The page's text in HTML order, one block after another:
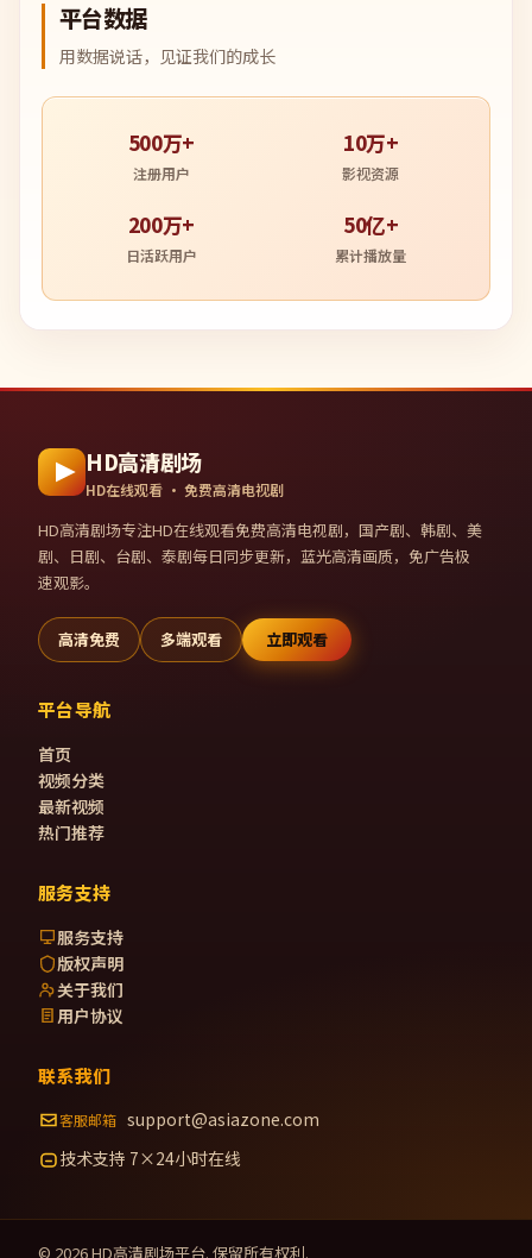
平台数据
用数据说话，见证我们的成长
500万+
注册用户
10万+
影视资源
200万+
日活跃用户
50亿+
累计播放量
HD高清剧场
HD在线观看 · 免费高清电视剧
HD高清剧场专注HD在线观看免费高清电视剧，国产剧、韩剧、美
剧、日剧、台剧、泰剧每日同步更新，蓝光高清画质，免广告极
速观影。
高清免费 多端观看 立即观看
平台导航
首页
视频分类
最新视频
热门推荐
服务支持
服务支持
版权声明
关于我们
用户协议
联系我们
客服邮箱 support@asiazone.com
技术支持 7×24小时在线
© 2026HD高清剧场平台. 保留所有权利.